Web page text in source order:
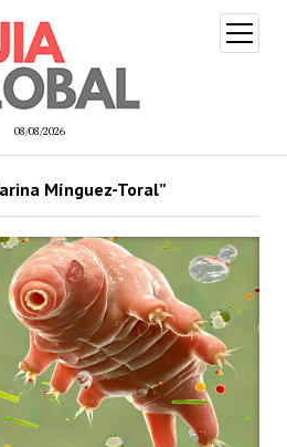
08/08/2026
open
menu
Mínguez-Toral”